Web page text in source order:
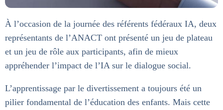
À l’occasion de la journée des référents fédéraux IA, deux
représentants de l’ANACT ont présenté un jeu de plateau
et un jeu de rôle aux participants, afin de mieux
appréhender l’impact de l’IA sur le dialogue social.
L’apprentissage par le divertissement a toujours été un
pilier fondamental de l’éducation des enfants. Mais cette